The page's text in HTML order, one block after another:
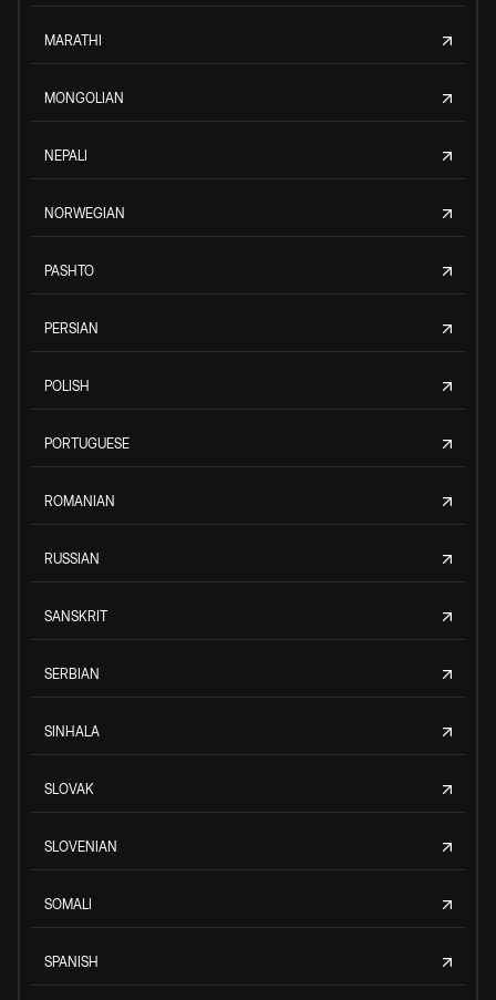
MARATHI
MONGOLIAN
NEPALI
NORWEGIAN
PASHTO
PERSIAN
POLISH
PORTUGUESE
ROMANIAN
RUSSIAN
SANSKRIT
SERBIAN
SINHALA
SLOVAK
SLOVENIAN
SOMALI
SPANISH